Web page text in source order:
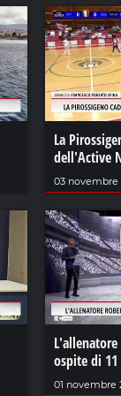
La
dell'Active
03 novembre
ospite di
01 novembre